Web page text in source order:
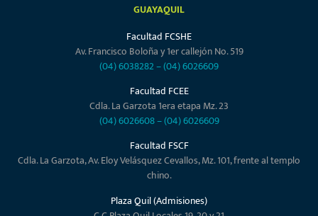
GUAYAQUIL
Facultad FCSHE
Av. Francisco Boloña y 1er callejón No. 519
(04) 6038282–(04) 6026609
Facultad FCEE
Cdla. La Garzota 1era etapa Mz. 23
(04) 6026608–(04) 6026609
Facultad FSCF
Cdla. La Garzota, Av. Eloy Velásquez Cevallos, Mz. 101, frente al templo
chino.
Plaza Quil (Admisiones)